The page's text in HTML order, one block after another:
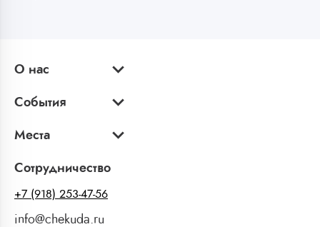
О нас
События
Места
Сотрудничество
+7 (918) 253-47-56
info@chekuda.ru